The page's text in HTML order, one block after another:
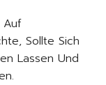
Auf
Sollte Sich
Lassen Und